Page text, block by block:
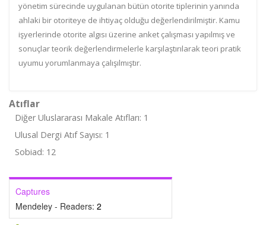
yönetim sürecinde uygulanan bütün otorite tiplerinin yanında
ahlaki bir otoriteye de ihtiyaç olduğu değerlendirilmiştir. Kamu
işyerlerinde otorite algısı üzerine anket çalışması yapılmış ve
sonuçlar teorik değerlendirmelerle karşılaştırılarak teori pratik
uyumu yorumlanmaya çalışılmıştır.
Atıflar
Diğer Uluslararası Makale Atıfları: 1
Ulusal Dergi Atıf Sayısı: 1
Sobiad: 12
Captures
Mendeley - Readers: 2